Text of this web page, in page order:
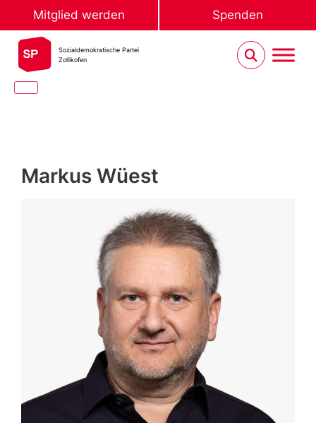
Mitglied werden Spenden
Sozialdemokratische Partei
Zollikofen
Markus Wüest